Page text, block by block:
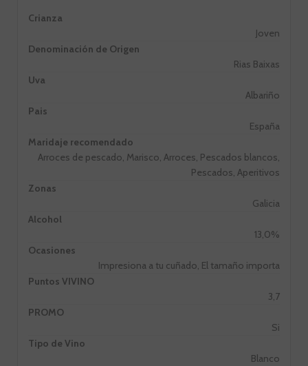
Crianza
Joven
Denominación de Origen
Rias Baixas
Uva
Albariño
Pais
España
Maridaje recomendado
Arroces de pescado, Marisco, Arroces, Pescados blancos,
Pescados, Aperitivos
Zonas
Galicia
Alcohol
13,0%
Ocasiones
Impresiona a tu cuñado, El tamaño importa
Puntos VIVINO
3,7
PROMO
Si
Tipo de Vino
Blanco